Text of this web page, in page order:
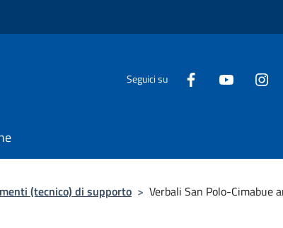
Seguici su
(tecnico) di supporto > Verbali San Polo-Cimabue